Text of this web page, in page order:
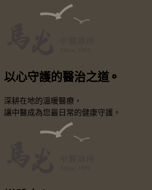
以心守護的醫治之道 ⚬
深耕在地的溫暖醫療，
讓中醫成為您最日常的健康守護。